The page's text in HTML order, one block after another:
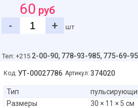
60 руб
-
+ шт
Тел: +215 2-00-90, 778-93-985, 775-69-
Код: УТ-00027786 Артикул: 374020
Тип
Размеры
‎30 × 11 × 5 см